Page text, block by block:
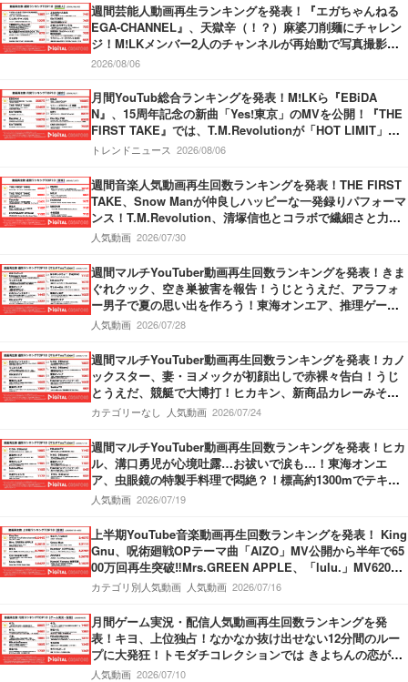
週間芸能人動画再生ランキングを発表！『エガちゃんねる
EGA-CHANNEL』、天獄辛（！？）麻婆刀削麺にチャレン
ジ！M!LKメンバー2人のチャンネルが再始動で写真撮影！
『中田敦彦のYouTube大学 – NAKATA UNIVERSITY』、日
2026/08/06
月間YouTub総合ランキングを発表！M!LKら『EBiDA
N』、15周年記念の新曲「Yes!東京」のMVを公開！『THE
FIRST TAKE』では、T.M.Revolutionが「HOT LIMIT」を
披露！『SixTONES』新曲「マイオンリー」のMVを公開！
トレンドニュース 2026/08/06
週間音楽人気動画再生回数ランキングを発表！THE FIRST
TAKE、Snow Manが仲良しハッピーな一発録りパフォーマ
ンス！T.M.Revolution、清塚信也とコラボで繊細さと力強
さ持ったパフォーマンスを披露！Vaundy、甲子園応援ソン
人気動画 2026/07/30
週間マルチYouTuber動画再生回数ランキングを発表！きま
ぐれクック、空き巣被害を報告！うじとうえだ、アラフォ
ー男子で夏の思い出を作ろう！東海オンエア、推理ゲーム
でミラクル勃発！
人気動画 2026/07/28
週間マルチYouTuber動画再生回数ランキングを発表！カノ
ックスター、妻・ヨメックが初顔出しで赤裸々告白！うじ
とうえだ、競艇で大博打！ヒカキン、新商品カレーみそき
んの発売開始を報告！
カテゴリーなし 人気動画 2026/07/24
週間マルチYouTuber動画再生回数ランキングを発表！ヒカ
ル、溝口勇児が心境吐露…お祓いで涙も…！東海オンエ
ア、虫眼鏡の特製手料理で悶絶？！標高約1300mでテキー
ラがぶ飲み…果たしてどちらが酔うのか？！
人気動画 2026/07/19
上半期YouTube音楽動画再生回数ランキングを発表！ King
Gnu、呪術廻戦OPテーマ曲「AIZO」MV公開から半年で65
00万回再生突破‼Mrs.GREEN APPLE、「lulu.」MV6200
万回再生突破‼M!LK、「爆裂愛してる」第3位獲得‼
カテゴリ別人気動画 人気動画 2026/07/16
月間ゲーム実況・配信人気動画再生回数ランキングを発
表！キヨ、上位独占！なかなか抜け出せない12分間のルー
プに大発狂！トモダチコレクションでは きよちんの恋が動
き出す！盲目少女をぬいぐるみを使って救うホラーゲーム
人気動画 2026/07/10